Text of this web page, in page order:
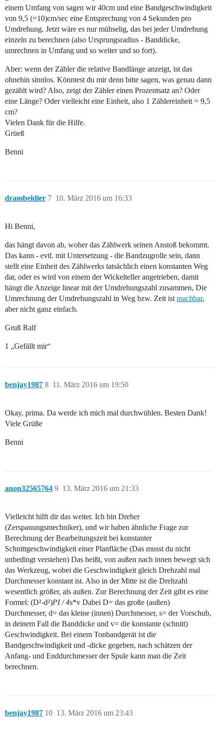
einem Umfang von sagen wir 40cm und eine Bandgeschwindigkeit
von 9,5 (=10)cm/sec eine Entsprechung von 4 Sekunden pro
Umdrehung. Jetzt wäre es nur mühselig, das bei jeder Umdrehung
einzeln zu berechnen (also Ursprungsradius - Banddicke,
umrechnen in Umfang und so weiter und so fort).
Aber: wenn der Zähler die relative Bandlänge anzeigt, ist das
ohnehin sinnlos. Könntest du mir denn bitte sagen, was genau dann
gezählt wird? Also, zeigt der Zähler einen Prozentsatz an? Oder
eine Länge? Oder vielleicht eine Einheit, also 1 Zählereinheit = 9,5
cm?
Vielen Dank für die Hilfe.
Grüeß
Benni
drambeldier 10. März 2016 um 16:33
7
Hi Benni,
das hängt davon ab, woher das Zählwerk seinen Anstoß bekommt.
Das kann - evtl. mit Untersetzung - die Bandzugrolle sein, dann
stellt eine Einheit des Zählwerks tatsächlich einen konstanten Weg
dar, oder es wird von einem der Wickelteller angetrieben, damit
hängt die Anzeige linear mit der Umdrehungszahl zusammen, Die
Umrechnung der Umdrehungszahl in Weg bzw. Zeit ist machbar,
aber nicht ganz einfach.
Gruß Ralf
1 „Gefällt mir“
benjay1987 11. März 2016 um 19:50
8
Okay, prima. Da werde ich mich mal durchwühlen. Besten Dank!
Viele Grüße
Benni
anon32565764 13. März 2016 um 21:33
9
Vielleicht hilft dir das weiter. Ich bin Dreher
(Zerspanungsmechniker), und wir haben ähnliche Frage zur
Berechnung der Bearbeitungszeit bei konstanter
Schnittgeschwindigkeit einer Planfläche (Das musst du nicht
unbedingt verstehen) Das heißt, von außen nach innen bewegt sich
das Werkzeug, wobei die Geschwindigkeit gleich Drehzahl mal
Durchmesser konstant ist. Also in der Mitte ist die Drehzahl
wesentlich größer, als außen. Zur Berechnung der Zeit gibt es eine
Formel: (D²-d²)PI / 4s*v Dabei D= das große (außen)
Durchmesser, d= das kleine (innen) Durchmesser, s= der Vorschub,
in deinem Fall die Banddicke und v= die konstante (schnitt)
Geschwindigkeit. Bei einem Tonbandgerät ist die
Bandgeschwindigkeit und -dicke gegeben, nach schätzen der
Anfang- und Enddurchmesser der Spule kann man die Zeit
berechnen.
benjay1987 13. März 2016 um 23:43
10